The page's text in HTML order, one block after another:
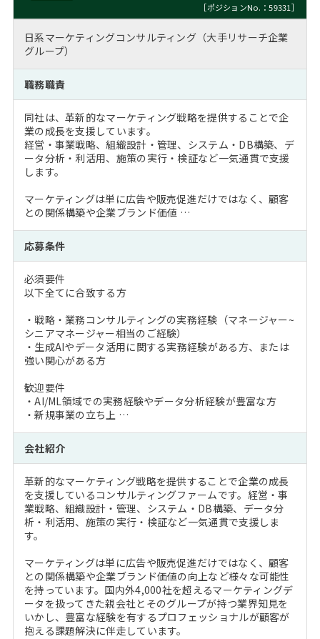
［ポジションNo.：59331］
日系マーケティングコンサルティング（大手リサーチ企業
グループ）
職務職責
同社は、革新的なマーケティング戦略を提供することで企
業の成長を支援しています。
経営・事業戦略、組織設計・管理、システム・DB構築、デ
ータ分析・利活用、施策の実行・検証など一気通貫で支援
します。
マーケティングは単に広告や販売促進だけではなく、顧客
との関係構築や企業ブランド価値 …
応募条件
必須要件
以下全てに合致する方
・戦略・業務コンサルティングの実務経験（マネージャー~
シニアマネージャー相当のご経験）
・生成AIやデータ活用に関する実務経験がある方、または
強い関心がある方
歓迎要件
・AI/ML領域での実務経験やデータ分析経験が豊富な方
・新規事業の立ち上 …
会社紹介
革新的なマーケティング戦略を提供することで企業の成長
を支援しているコンサルティングファームです。経営・事
業戦略、組織設計・管理、システム・DB構築、データ分
析・利活用、施策の実行・検証など一気通貫で支援しま
す。
マーケティングは単に広告や販売促進だけではなく、顧客
との関係構築や企業ブランド価値の向上など様々な可能性
を持っています。国内外4,000社を超えるマーケティングデ
ータを扱ってきた親会社とそのグループが持つ業界知見を
いかし、豊富な経験を有するプロフェッショナルが顧客が
抱える課題解決に伴走しています。